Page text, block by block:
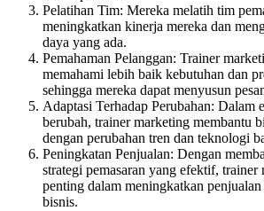
Pelatihan Tim: Mereka melatih tim
meningkatkan kinerja mereka dan
daya yang ada.
Pemahaman Pelanggan: Trainer
memahami lebih baik kebutuhan dan
sehingga mereka dapat menyusun
Adaptasi Terhadap Perubahan: Dalam
berubah, trainer marketing membantu
dengan perubahan tren dan teknologi
Peningkatan Penjualan: Dengan
strategi pemasaran yang efektif, trainer
penting dalam meningkatkan penjualan
bisnis.